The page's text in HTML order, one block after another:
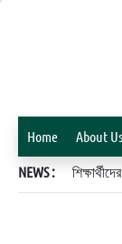
Home About Us
NEWS :